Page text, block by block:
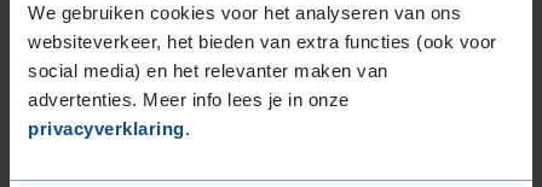
We gebruiken cookies voor het analyseren van ons
websiteverkeer, het bieden van extra functies (ook voor
social media) en het relevanter maken van
advertenties. Meer info lees je in onze
privacyverklaring.
195/55R16 87H
195/55R16 87V
195/55R16 91V EXTRALOAD
195/60R16 93V EXTRALOAD